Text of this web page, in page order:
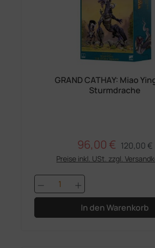
GRAND CATHAY: Miao
Sturmdrache
Verkaufspreis:
96,00 € 120,00 €
Preise inkl. USt. zzgl.
Produkt Anzahl: Gib
In den Warenkorb